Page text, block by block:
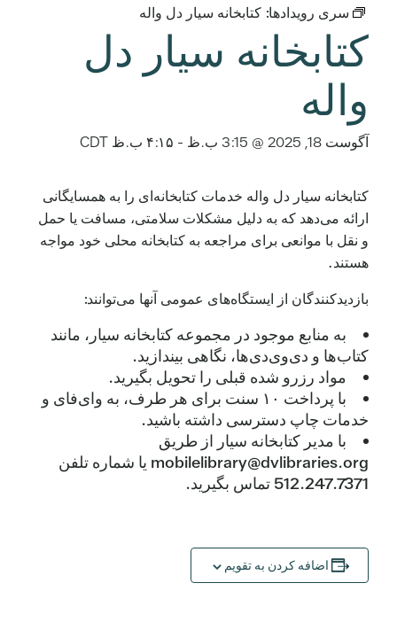
سری رویدادها: کتابخانه سیار دل واله
کتابخانه سیار دل
واله
آگوست 18, 2025 @ 3:15 ب.ظ - ۴:۱۵ ب.ظ CDT
کتابخانه سیار دل واله خدمات کتابخانه‌ای را به همسایگانی
ارائه می‌دهد که به دلیل مشکلات سلامتی، مسافت یا حمل
و نقل با موانعی برای مراجعه به کتابخانه محلی خود مواجه
هستند.
بازدیدکنندگان از ایستگاه‌های عمومی آنها می‌توانند:
به منابع موجود در مجموعه کتابخانه سیار، مانند
کتاب‌ها و دی‌وی‌دی‌ها، نگاهی بیندازید.
مواد رزرو شده قبلی را تحویل بگیرید.
با پرداخت ۱۰ سنت برای هر طرف، به وای‌فای و
خدمات چاپ دسترسی داشته باشید.
با مدیر کتابخانه سیار از طریق
mobilelibrary@dvlibraries.org یا شماره تلفن
512.247.7371 تماس بگیرید.
اضافه کردن به تقویم